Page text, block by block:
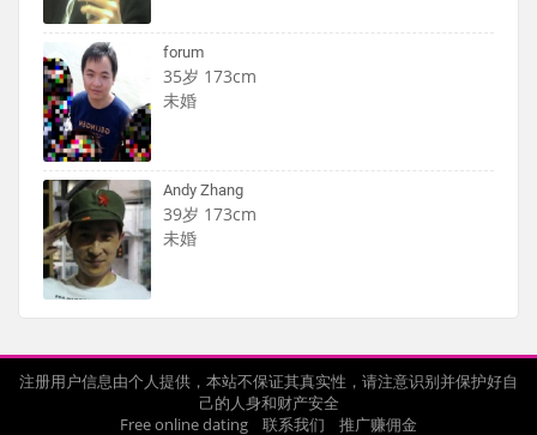
forum
35岁 173cm
未婚
Andy Zhang
39岁 173cm
未婚
注册用户信息由个人提供，本站不保证其真实性，请注意识别并保护好自
己的人身和财产安全
Free online dating
联系我们 推广赚佣金